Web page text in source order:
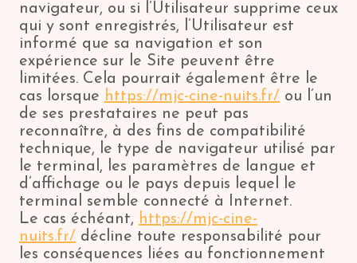
navigateur, ou si l’Utilisateur supprime ceux
qui y sont enregistrés, l’Utilisateur est
informé que sa navigation et son
expérience sur le Site peuvent être
limitées. Cela pourrait également être le
cas lorsque https://mjc-cine-nuits.fr/ ou l’un
de ses prestataires ne peut pas
reconnaître, à des fins de compatibilité
technique, le type de navigateur utilisé par
le terminal, les paramètres de langue et
d’affichage ou le pays depuis lequel le
terminal semble connecté à Internet.
Le cas échéant, https://mjc-cine-
nuits.fr/ décline toute responsabilité pour
les conséquences liées au fonctionnement